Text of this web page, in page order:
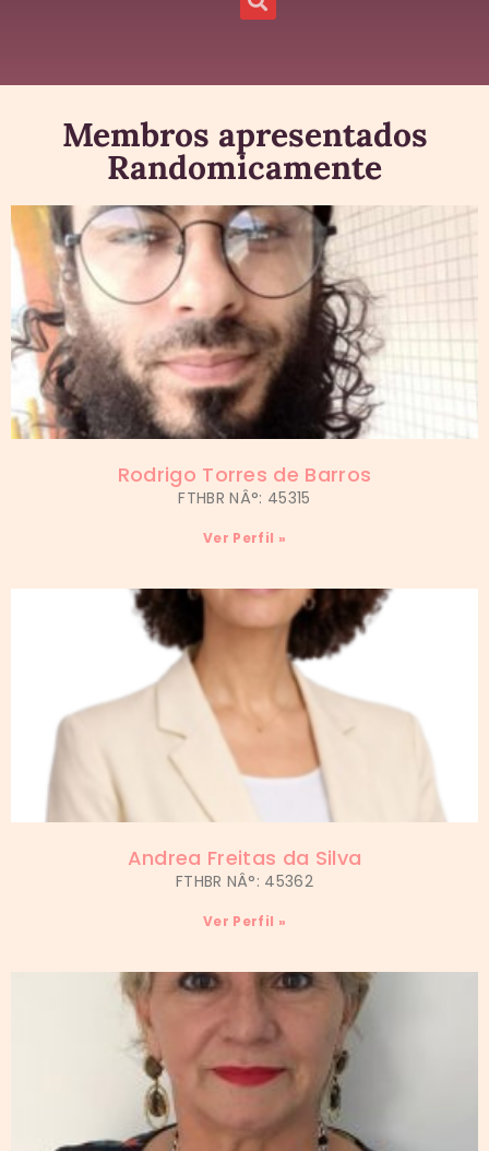
Membros apresentados
Randomicamente
Rodrigo Torres de Barros
FTHBR NÂ°: 45315
Ver Perfil »
Andrea Freitas da Silva
FTHBR NÂ°: 45362
Ver Perfil »